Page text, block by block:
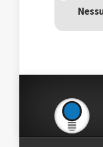
una
nuova